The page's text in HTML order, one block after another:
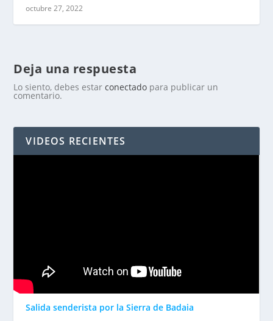
octubre 27, 2022
Deja una respuesta
Lo siento, debes estarconectado para publicar un
comentario.
VIDEOS RECIENTES
Salida senderista por la Sierra de Badaia